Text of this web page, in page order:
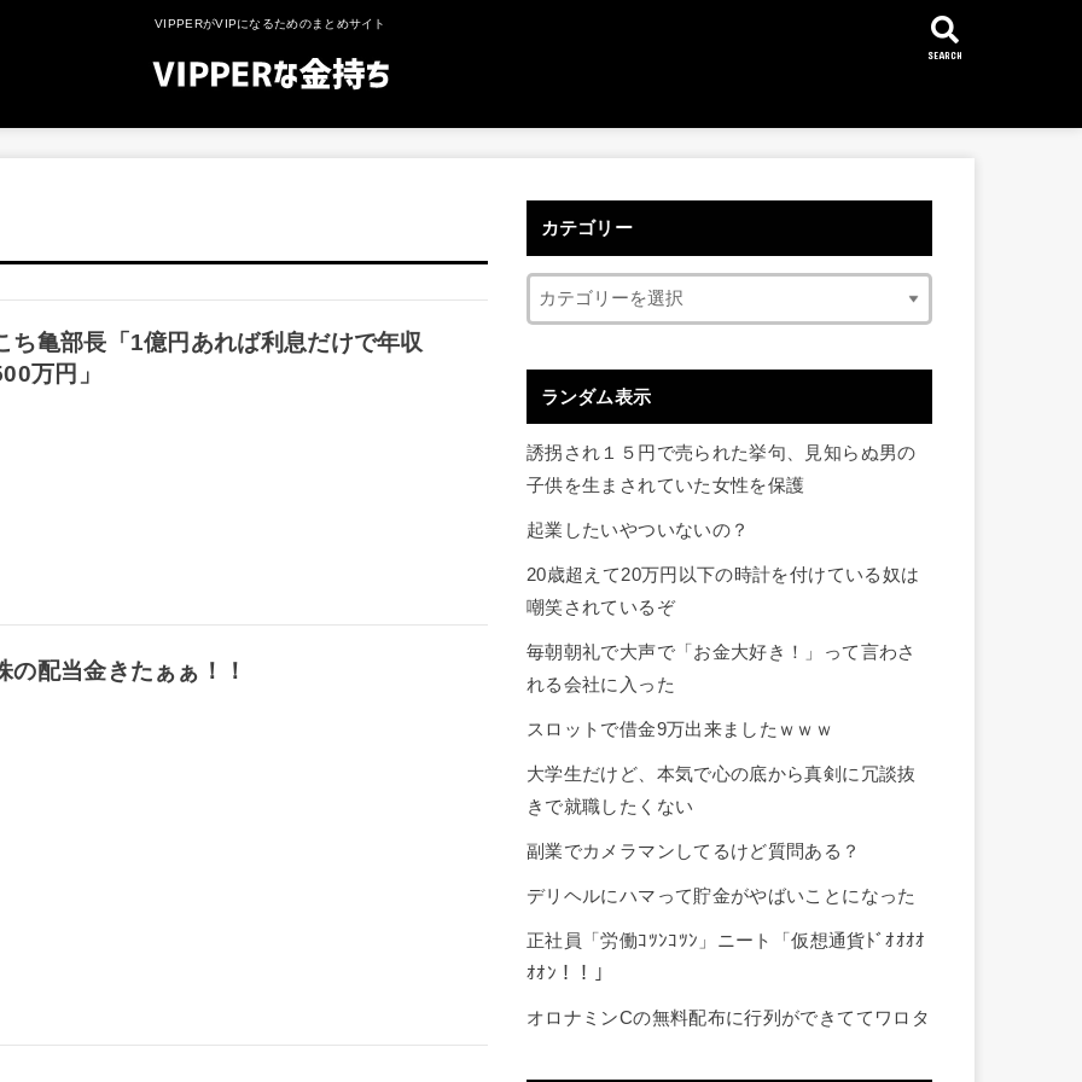
VIPPERがVIPになるためのまとめサイト
SEARCH
ち亀部長「1億円あれば利息だけで年収
万円」
の配当金きたぁぁ！！
カテゴリー
ランダム表示
誘拐され１５円で売られた挙句、見知らぬ男の
子供を生まされていた女性を保護
起業したいやついないの？
20歳超えて20万円以下の時計を付けている奴は
嘲笑されているぞ
毎朝朝礼で大声で「お金大好き！」って言わさ
れる会社に入った
スロットで借金9万出来ましたｗｗｗ
大学生だけど、本気で心の底から真剣に冗談抜
きで就職したくない
副業でカメラマンしてるけど質問ある？
デリヘルにハマって貯金がやばいことになった
正社員「労働ｺﾂﾝｺﾂﾝ」ニート「仮想通貨ﾄﾞｵｵｵｵ
ｵｵﾝ！！」
オロナミンCの無料配布に行列ができててワロタ